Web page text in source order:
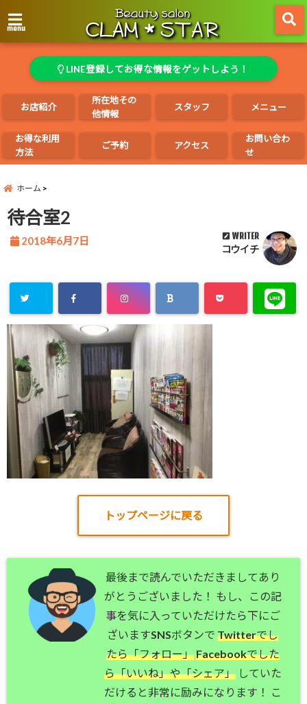
menu
LINE登録してお得な情報をゲットしよう！
お店紹介
所在地その
他情報
スタッフ メニュー
お得な利用
方法
ご予約 アクセス
お問い合わ
せ
ホーム
待合室2
2018年6月7日 WRITER
コウイチ
トップページに戻る
最後まで読んでいただきましてあり
がとうございました！ もし、この記
事を気に入っていただけたら下にご
ざいますSNSボタンでTwitterでし
たら「フォロー」Facebookでした
ら「いいね」や「シェア」していた
だけると非常に励みになります！ こ